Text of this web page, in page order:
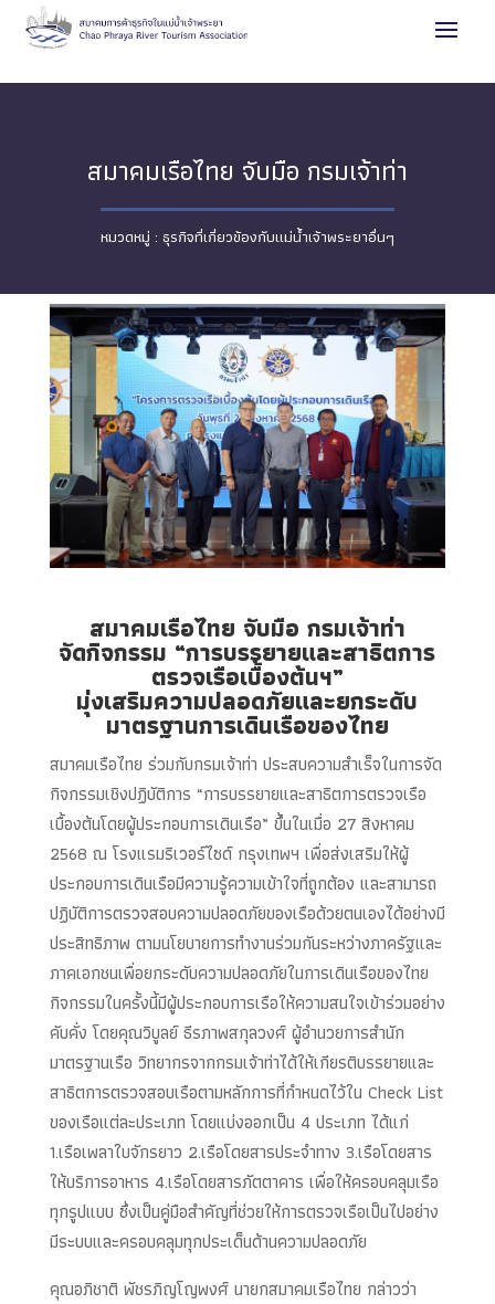
สมาคมเรือไทย จับมือ กรมเจ้าท่า
ธุรกิจที่เกี่ยวข้องกับแม่น้ำเจ้าพระยาอื่นๆ
สมาคมเรือไทย จับมือ กรมเจ้าท่า
จัดกิจกรรม “การบรรยายและสาธิตการ
ตรวจเรือเบื้องต้นฯ”
มุ่งเสริมความปลอดภัยและยกระดับ
มาตรฐานการเดินเรือของไทย
สมาคมเรือไทย ร่วมกับกรมเจ้าท่า ประสบความสำเร็จในการจัด
กิจกรรมเชิงปฏิบัติการ “การบรรยายและสาธิตการตรวจเรือ
เบื้องต้นโดยผู้ประกอบการเดินเรือ” ขึ้นในเมื่อ 27 สิงหาคม
2568 ณ โรงแรมริเวอร์ไซด์ กรุงเทพฯ เพื่อส่งเสริมให้ผู้
ประกอบการเดินเรือมีความรู้ความเข้าใจที่ถูกต้อง และสามารถ
ปฏิบัติการตรวจสอบความปลอดภัยของเรือด้วยตนเองได้อย่างมี
ประสิทธิภาพ ตามนโยบายการทำงานร่วมกันระหว่างภาครัฐและ
ภาคเอกชนเพื่อยกระดับความปลอดภัยในการเดินเรือของไทย
กิจกรรมในครั้งนี้มีผู้ประกอบการเรือให้ความสนใจเข้าร่วมอย่าง
คับคั่ง โดยคุณวิบูลย์ ธีรภาพสกุลวงศ์ ผู้อำนวยการสำนัก
มาตรฐานเรือ วิทยากรจากกรมเจ้าท่าได้ให้เกียรติบรรยายและ
สาธิตการตรวจสอบเรือตามหลักการที่กำหนดไว้ใน Check List
ของเรือแต่ละประเภท โดยแบ่งออกเป็น 4 ประเภท ได้แก่
1.เรือเพลาใบจักรยาว 2.เรือโดยสารประจำทาง 3.เรือโดยสาร
ให้บริการอาหาร 4.เรือโดยสารภัตตาคาร เพื่อให้ครอบคลุมเรือ
ทุกรูปแบบ ซึ่งเป็นคู่มือสำคัญที่ช่วยให้การตรวจเรือเป็นไปอย่าง
มีระบบและครอบคลุมทุกประเด็นด้านความปลอดภัย
คุณอภิชาติ พัชรภิญโญพงศ์ นายกสมาคมเรือไทย กล่าวว่า